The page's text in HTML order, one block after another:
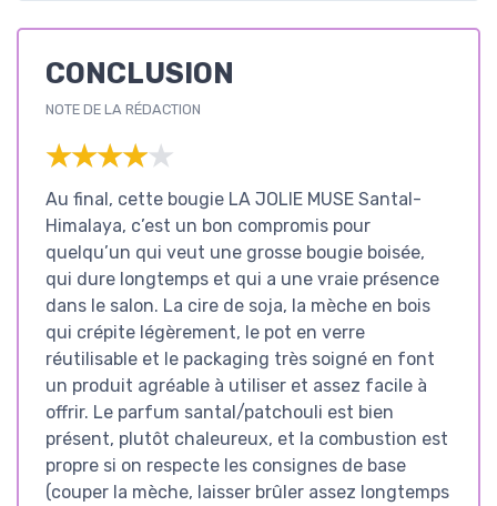
CONCLUSION
NOTE DE LA RÉDACTION
★★★★★
★★★★★
Au final, cette bougie LA JOLIE MUSE Santal-
Himalaya, c’est un bon compromis pour
quelqu’un qui veut une grosse bougie boisée,
qui dure longtemps et qui a une vraie présence
dans le salon. La cire de soja, la mèche en bois
qui crépite légèrement, le pot en verre
réutilisable et le packaging très soigné en font
un produit agréable à utiliser et assez facile à
offrir. Le parfum santal/patchouli est bien
présent, plutôt chaleureux, et la combustion est
propre si on respecte les consignes de base
(couper la mèche, laisser brûler assez longtemps